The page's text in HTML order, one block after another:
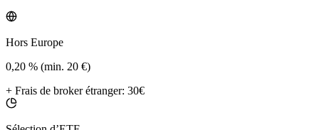
Hors Europe
0,20 % (min. 20 €)
+ Frais de broker étranger: 30€